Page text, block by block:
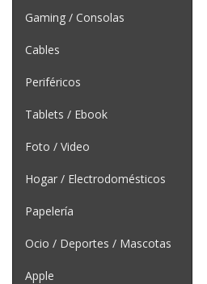
Gaming / Consolas
Cables
Periféricos
Tablets / Ebook
Foto / Video
Hogar / Electrodomésticos
Papelería
Ocio / Deportes / Mascotas
Apple